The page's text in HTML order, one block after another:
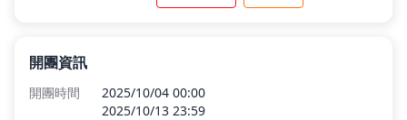
開團資訊
開團時間
2025/10/04 00:00
2025/10/13 23:59